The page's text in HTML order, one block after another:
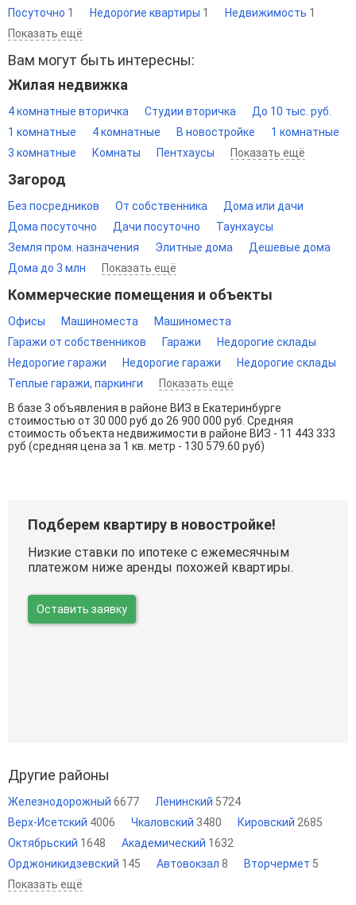
Посуточно 1 Недорогие квартиры 1 Недвижимость 1
Показать ещё
Вам могут быть интересны:
Жилая недвижка
4 комнатные вторичка Студии вторичка
До 10 тыс. руб.
1 комнатные
4 комнатные В новостройке
1 комнатные
3 комнатные
Комнаты Пентхаусы Показать ещё
Загород
Без посредников От собственника
Дома или дачи
Дома посуточно
Дачи посуточно
Таунхаусы
Земля пром. назначения
Элитные дома
Дешевые дома
Дома до 3 млн
Показать ещё
Коммерческие помещения и объекты
Офисы Машиноместа
Машиноместа
Гаражи от собственников
Гаражи
Недорогие склады
Недорогие гаражи
Недорогие гаражи
Недорогие склады
Теплые гаражи, паркинги
Показать ещё
В базе 3 объявления в районе ВИЗ в Екатеринбурге
стоимостью от 30 000 руб до 26 900 000 руб. Средняя
стоимость объекта недвижимости в районе ВИЗ - 11 443 333
руб (средняя цена за 1 кв. метр - 130 579.60 руб)
Подберем квартиру в новостройке!
Низкие ставки по ипотеке с ежемесячным
платежом ниже аренды похожей квартиры.
Оставить заявку
Другие районы
Железнодорожный 6677 Ленинский 5724
Верх-Исетский 4006 Чкаловский 3480 Кировский 2685
Октябрьский 1648 Академический 1632
Орджоникидзевский 145 Автовокзал 8 Вторчермет 5
Показать ещё